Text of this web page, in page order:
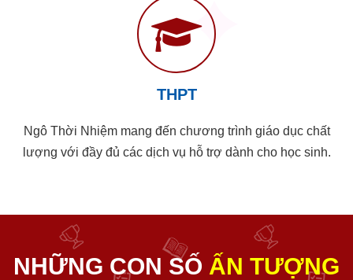
THPT
Ngô Thời Nhiệm mang đến chương trình giáo dục chất
lượng với đầy đủ các dịch vụ hỗ trợ dành cho học sinh.
NHỮNG CON SỐ ẤN TƯỢNG